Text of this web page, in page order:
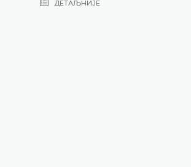
ДЕТАЉНИЈЕ